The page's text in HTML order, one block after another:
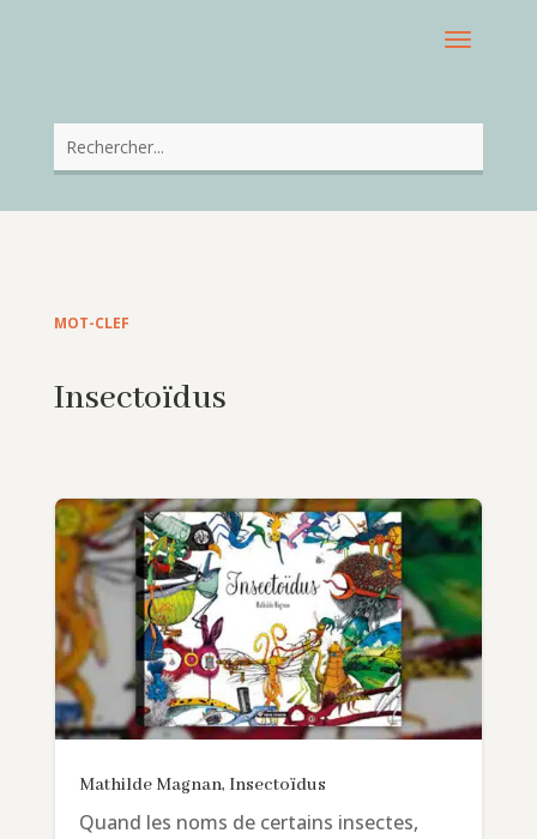
MOT-CLEF
Insectoïdus
Mathilde Magnan, Insectoïdus
Quand les noms de certains insectes,